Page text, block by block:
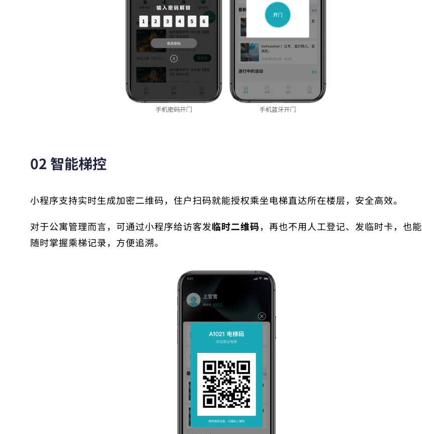
02 智能梯控
小程序支持实时生成加密二维码，住户扫码就能授权乘坐电梯直达所在楼层，安全高效。
对于公寓管理而言，可通过小程序给访客发临时二维码，再也不用人工登记、发临时卡，也能
随时掌握乘梯记录，方便追溯。